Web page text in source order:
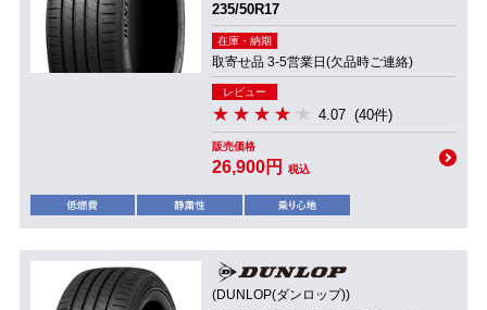
235/50R17
在庫・納期
取寄せ品 3-5営業日(欠品時ご連絡)
レビュー
4.07 (40件)
販売価格
26,900円 税込
(DUNLOP(ダンロップ))